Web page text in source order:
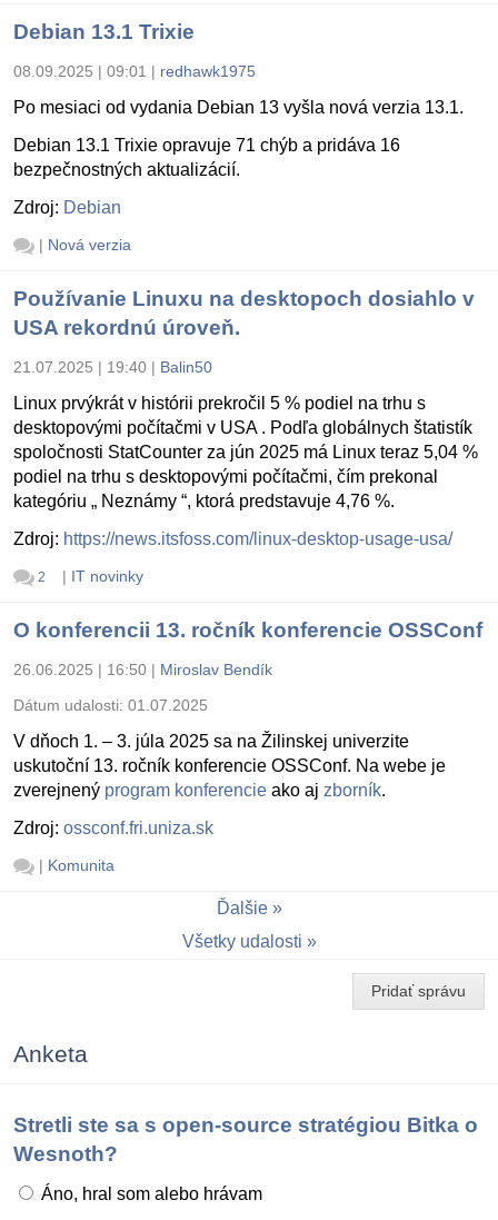
Debian 13.1 Trixie
08.09.2025 | 09:01 | redhawk1975
Po mesiaci od vydania Debian 13 vyšla nová verzia 13.1.
Debian 13.1 Trixie opravuje 71 chýb a pridáva 16
bezpečnostných aktualizácií.
Zdroj: Debian
| Nová verzia
Používanie Linuxu na desktopoch dosiahlo v
USA rekordnú úroveň.
21.07.2025 | 19:40 | Balin50
Linux prvýkrát v histórii prekročil 5 % podiel na trhu s
desktopovými počítačmi v USA . Podľa globálnych štatistík
spoločnosti StatCounter za jún 2025 má Linux teraz 5,04 %
podiel na trhu s desktopovými počítačmi, čím prekonal
kategóriu „ Neznámy “, ktorá predstavuje 4,76 %.
Zdroj: https://news.itsfoss.com/linux-desktop-usage-usa/
2 | IT novinky
O konferencii 13. ročník konferencie OSSConf
26.06.2025 | 16:50 | Miroslav Bendík
Dátum udalosti: 01.07.2025
V dňoch 1. – 3. júla 2025 sa na Žilinskej univerzite
uskutoční 13. ročník konferencie OSSConf. Na webe je
zverejnený program konferencie ako aj zborník.
Zdroj: ossconf.fri.uniza.sk
| Komunita
Ďalšie
Všetky udalosti
Pridať správu
Anketa
Stretli ste sa s open-source stratégiou Bitka o
Wesnoth?
Áno, hral som alebo hrávam